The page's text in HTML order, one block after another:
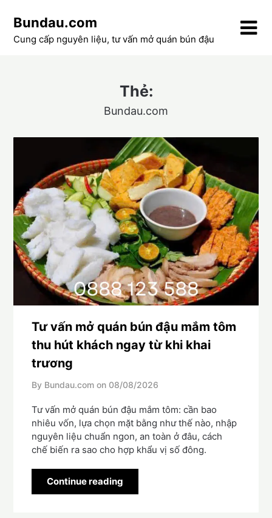
content
Bundau.com
Cung cấp nguyên liệu, tư vấn mở quán bún đậu
Thẻ:
Bundau.com
Tư vấn mở quán bún đậu mắm tôm
thu hút khách ngay từ khi khai
trương
By Bundau.com on 08/08/2026
Tư vấn mở quán bún đậu mắm tôm: cần bao
nhiêu vốn, lựa chọn mặt bằng như thế nào, nhập
nguyên liệu chuẩn ngon, an toàn ở đâu, cách
chế biến ra sao cho hợp khẩu vị số đông.
Continue reading